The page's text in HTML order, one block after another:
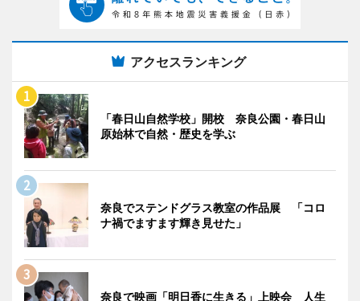
アクセスランキング
「春日山自然学校」開校 奈良公園・春日山
原始林で自然・歴史を学ぶ
奈良でステンドグラス教室の作品展 「コロ
ナ禍でますます輝き見せた」
奈良で映画「明日香に生きる」上映会 人生